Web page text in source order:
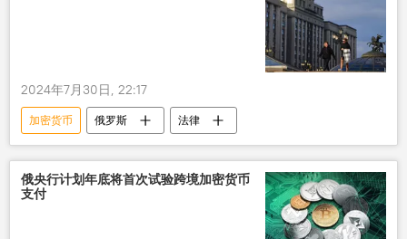
2024年7月30日, 22:17
加密货币 俄罗斯 法律
俄央行计划年底将首次试验跨境加密货币
支付